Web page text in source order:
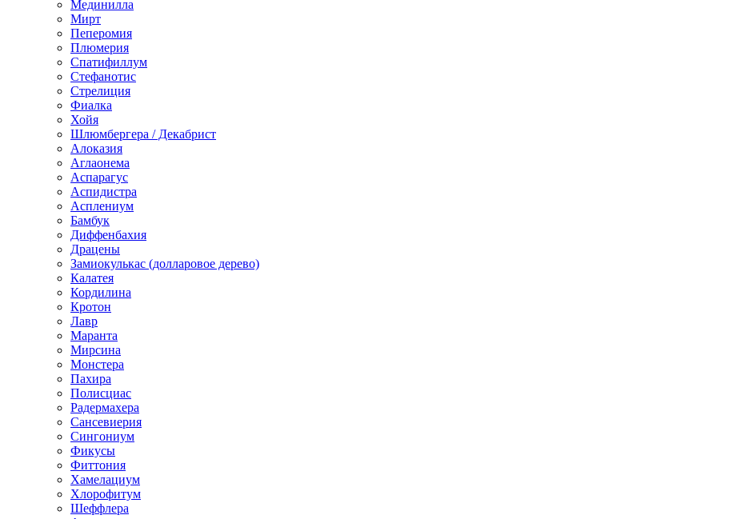
Мединилла
Мирт
Пеперомия
Плюмерия
Спатифиллум
Стефанотис
Стрелиция
Фиалка
Хойя
Шлюмбергера / Декабрист
Алоказия
Аглаонема
Аспарагус
Аспидистра
Асплениум
Бамбук
Диффенбахия
Драцены
Замиокулькас (долларовое дерево)
Калатея
Кордилина
Кротон
Лавр
Маранта
Мирсина
Монстера
Пахира
Полисциас
Радермахера
Сансевиерия
Сингониум
Фикусы
Фиттония
Хамелациум
Хлорофитум
Шеффлера